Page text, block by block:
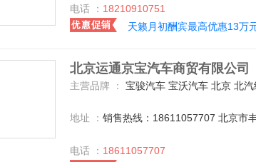
电话 ： 18210910751
天籁月初酬宾最高优惠13万
北京运通京宝汽车商贸有限公司
主营品牌 ： 宝骏汽车 宝沃汽车 北京 北汽绅宝 北汽威旺 一汽奔腾 广汽本田 东风本田 东风标致 长安乘用车 广汽传祺 观致 Jeep 东南汽车 陆风 众泰 哈弗汽车 一汽丰田 广汽丰田 吉利汽车 广汽菲克 东风雷诺 猎豹汽车 一汽马自达 东风悦达起亚 东
地址 ： 销售热线：18611057707 北京市
电话 ： 18611057707